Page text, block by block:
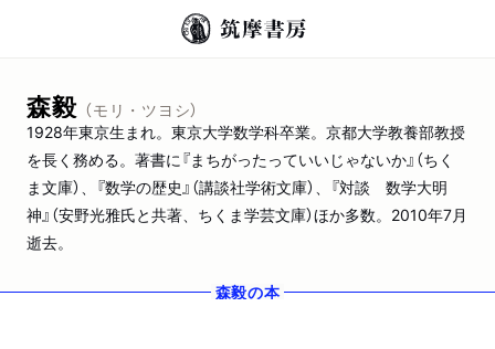
森毅 （モリ・ツヨシ）
1928年東京生まれ。東京大学数学科卒業。京都大学教養部教授
を長く務める。著書に『まちがったっていいじゃないか』（ちく
ま文庫）、『数学の歴史』（講談社学術文庫）、『対談 数学大明
神』（安野光雅氏と共著、ちくま学芸文庫）ほか多数。2010年7月
逝去。
森毅の本